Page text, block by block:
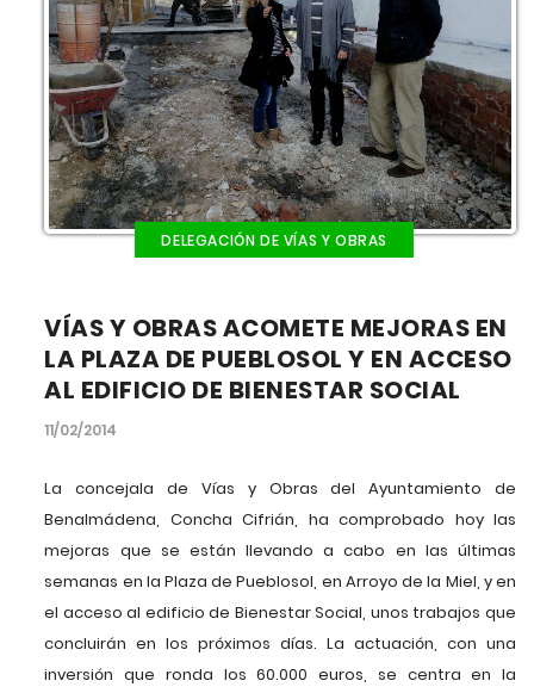
DELEGACIÓN DE VÍAS Y OBRAS
VÍAS Y OBRAS ACOMETE MEJORAS EN
LA PLAZA DE PUEBLOSOL Y EN ACCESO
AL EDIFICIO DE BIENESTAR SOCIAL
11/02/2014
La concejala de Vías y Obras del Ayuntamiento de
Benalmádena, Concha Cifrián, ha comprobado hoy las
mejoras que se están llevando a cabo en las últimas
semanas en la Plaza de Pueblosol, en Arroyo de la Miel, y en
el acceso al edificio de Bienestar Social, unos trabajos que
concluirán en los próximos días. La actuación, con una
inversión que ronda los 60.000 euros, se centra en la